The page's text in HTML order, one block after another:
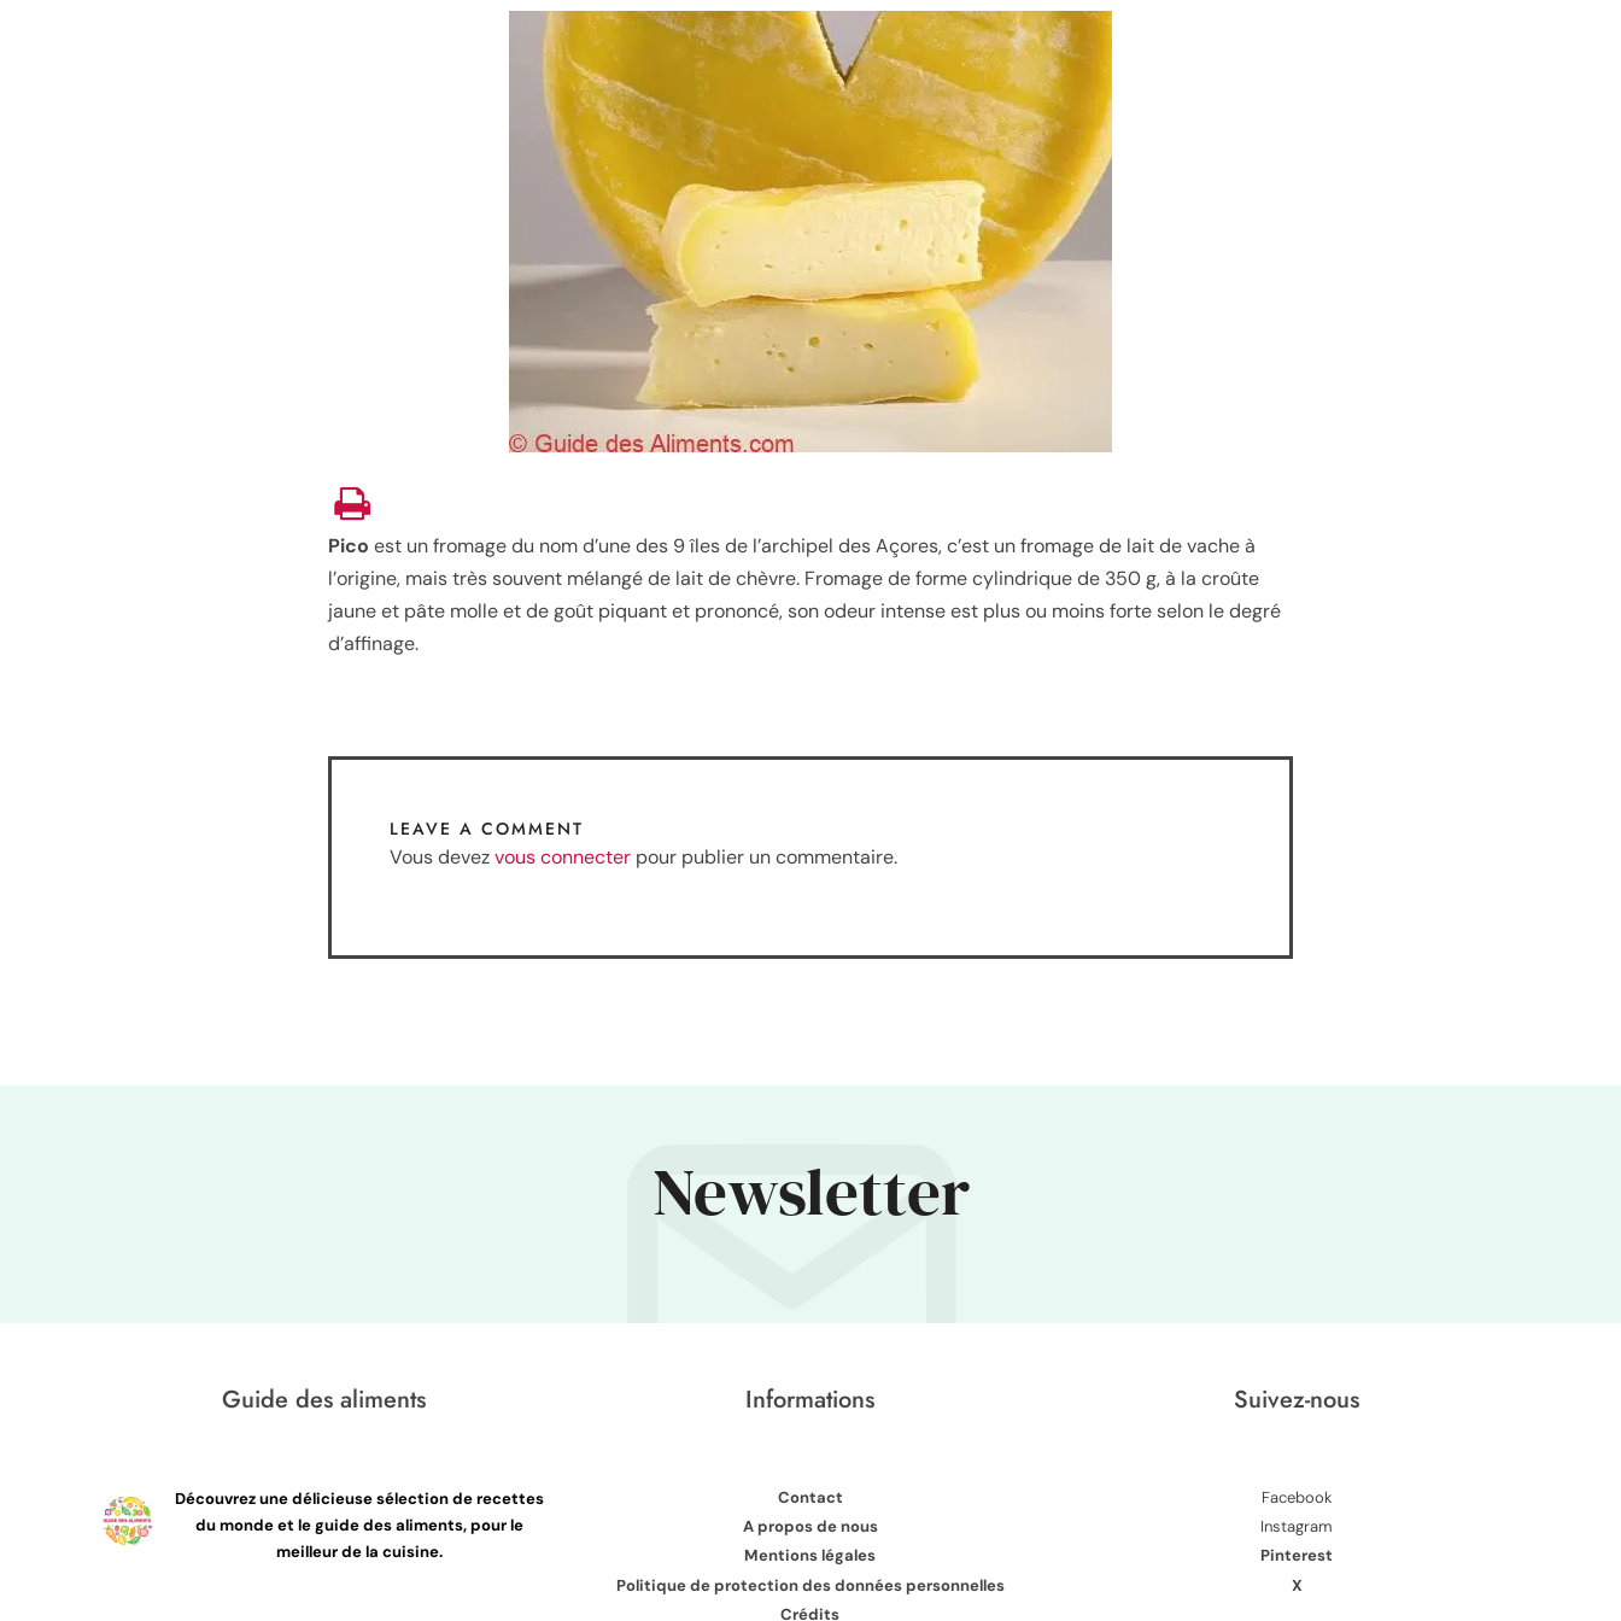
Pico est un fromage du nom d’une des 9 îles de l’archipel des Açores, c’est un fromage de lait de vache à
l’origine, mais très souvent mélangé de lait de chèvre. Fromage de forme cylindrique de 350 g, à la croûte
jaune et pâte molle et de goût piquant et prononcé, son odeur intense est plus ou moins forte selon le degré
d’affinage.
LEAVE A COMMENT
Vous devezvous connecter pour publier un commentaire.
Newsletter
Guide des aliments
Découvrez une délicieuse sélection de recettes
du monde et le guide des aliments, pour le
meilleur de la cuisine.
Informations
Contact
A propos de nous
Mentions légales
Politique de protection des données personnelles
Crédits
Suivez-nous
Facebook
Instagram
Pinterest
X